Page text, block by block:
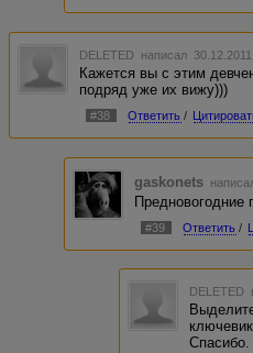
DELETED написал
Кажется вы с этим
подряд уже их вижу)))
#38 Ответить /
gaskonets
Предновогодние
#39 Ответить /
DELETED
Спасибо.